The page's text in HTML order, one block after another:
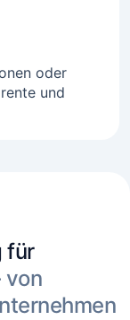
oder
und
für
von